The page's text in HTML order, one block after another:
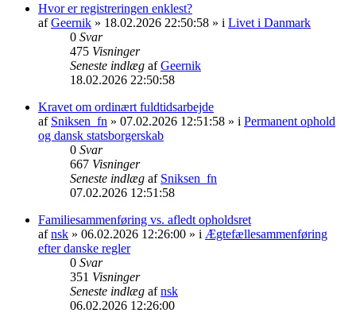
Hvor er registreringen enklest?
afGeernik » 18.02.2026 22:50:58 » i Livet i Danmark
0 Svar
475 Visninger
Seneste indlæg afGeernik
18.02.2026 22:50:58
Kravet om ordinært fuldtidsarbejde
af Sniksen_fn » 07.02.2026 12:51:58 » i Permanent ophold
og dansk statsborgerskab
0 Svar
667 Visninger
Seneste indlæg af Sniksen_fn
07.02.2026 12:51:58
Familiesammenføring vs. afledt opholdsret
afnsk » 06.02.2026 12:26:00 » i Ægtefællesammenføring
efter danske regler
0 Svar
351 Visninger
Seneste indlæg afnsk
06.02.2026 12:26:00